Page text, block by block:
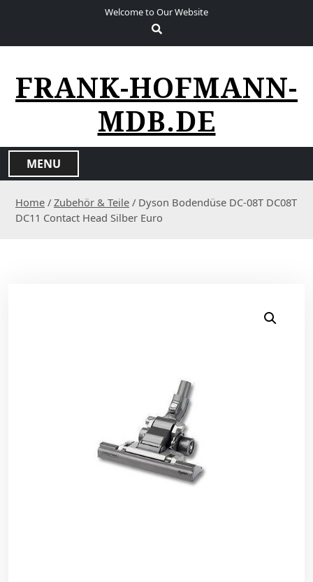
Welcome to Our Website
FRANK-HOFMANN-
MDB.DE
MENU
Home / Zubehör & Teile / Dyson Bodendüse DC-08T DC08T
DC11 Contact Head Silber Euro